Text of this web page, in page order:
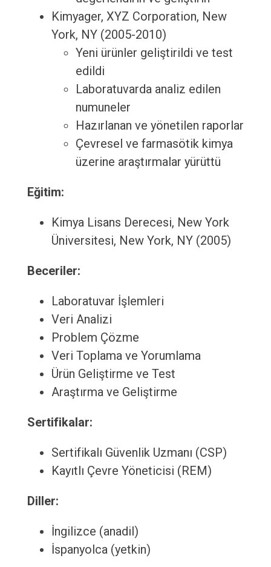
Kimyager, XYZ Corporation, New
York, NY (2005-2010)
Yeni ürünler geliştirildi ve test
edildi
Laboratuvarda analiz edilen
numuneler
Hazırlanan ve yönetilen raporlar
Çevresel ve farmasötik kimya
üzerine araştırmalar yürüttü
Eğitim:
Kimya Lisans Derecesi, New York
Üniversitesi, New York, NY (2005)
Beceriler:
Laboratuvar İşlemleri
Veri Analizi
Problem Çözme
Veri Toplama ve Yorumlama
Ürün Geliştirme ve Test
Araştırma ve Geliştirme
Sertifikalar:
Sertifikalı Güvenlik Uzmanı (CSP)
Kayıtlı Çevre Yöneticisi (REM)
Diller:
İngilizce (anadil)
İspanyolca (yetkin)